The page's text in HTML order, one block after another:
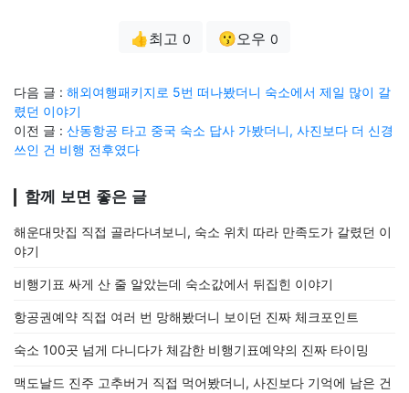
👍최고 0 😗오우 0
다음 글 : 해외여행패키지로 5번 떠나봤더니 숙소에서 제일 많이 갈
렸던 이야기
이전 글 : 산동항공 타고 중국 숙소 답사 가봤더니, 사진보다 더 신경
쓰인 건 비행 전후였다
함께 보면 좋은 글
해운대맛집 직접 골라다녀보니, 숙소 위치 따라 만족도가 갈렸던 이
야기
비행기표 싸게 산 줄 알았는데 숙소값에서 뒤집힌 이야기
항공권예약 직접 여러 번 망해봤더니 보이던 진짜 체크포인트
숙소 100곳 넘게 다니다가 체감한 비행기표예약의 진짜 타이밍
맥도날드 진주 고추버거 직접 먹어봤더니, 사진보다 기억에 남은 건